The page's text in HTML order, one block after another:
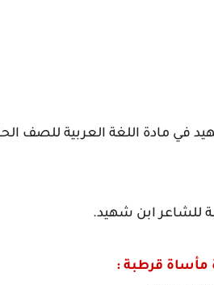
في مادة اللغة العربية للصف
للشاعر ابن شهيد.
قرطبة :